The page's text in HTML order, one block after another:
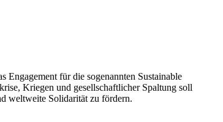
für die sogenannten Sustainable
Kriegen und gesellschaftlicher Spaltung soll
weltweite Solidarität zu fördern.